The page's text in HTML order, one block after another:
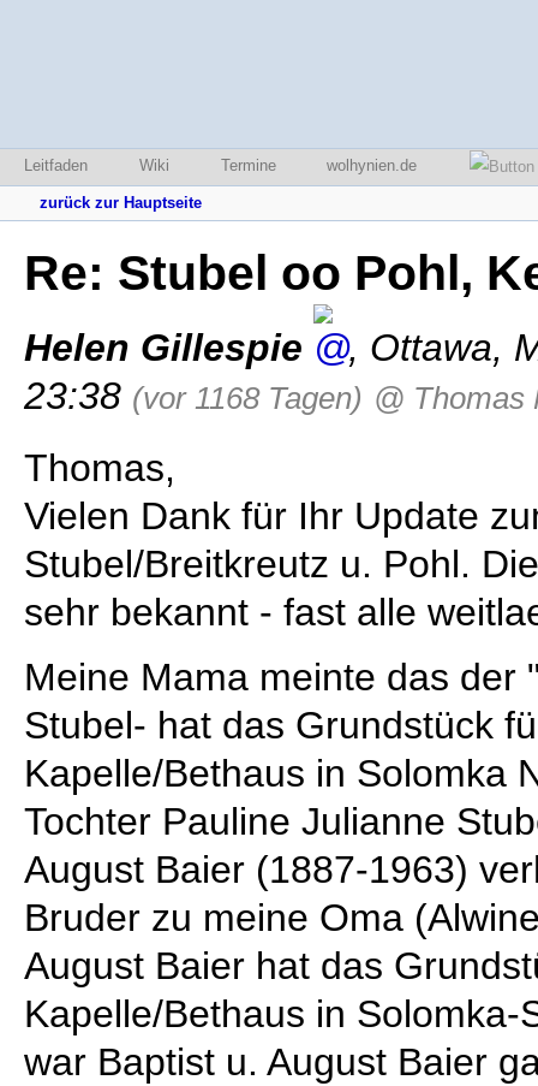
Leitfaden Wiki Termine wolhynien.de
zurück zur Hauptseite
Re: Stubel oo Pohl,
Helen Gillespie , Ottawa,
23:38 (vor 1168 Tagen) @ Thomas
Thomas,
Vielen Dank für Ihr Update
Stubel/Breitkreutz u. Pohl.
sehr bekannt - fast alle
Meine Mama meinte das der
Stubel- hat das Grundstück
Kapelle/Bethaus in Solomka
Tochter Pauline Julianne
August Baier (1887-1963)
Bruder zu meine Oma
August Baier hat das
Kapelle/Bethaus in
war Baptist u. August Baier